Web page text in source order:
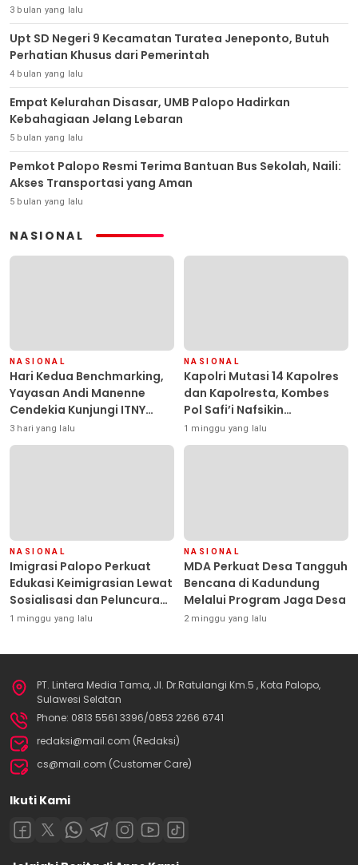
3 bulan yang lalu
Upt SD Negeri 9 Kecamatan Turatea Jeneponto, Butuh
Perhatian Khusus dari Pemerintah
4 bulan yang lalu
Empat Kelurahan Disasar, UMB Palopo Hadirkan
Kebahagiaan Jelang Lebaran
5 bulan yang lalu
Pemkot Palopo Resmi Terima Bantuan Bus Sekolah, Naili:
Akses Transportasi yang Aman
5 bulan yang lalu
NASIONAL
NASIONAL
Hari Kedua Benchmarking,
Yayasan Andi Manenne
Cendekia Kunjungi ITNY
Yogyakarta
3 hari yang lalu
NASIONAL
Kapolri Mutasi 14 Kapolres
dan Kapolresta, Kombes
Pol Safi’i Nafsikin
Mengemban Amanah
Pimpin Polresta Kendari
1 minggu yang lalu
NASIONAL
Imigrasi Palopo Perkuat
Edukasi Keimigrasian Lewat
Sosialisasi dan Peluncuran
Inovasi Chatbot “IT CHIKA”
1 minggu yang lalu
NASIONAL
MDA Perkuat Desa Tangguh
Bencana di Kadundung
Melalui Program Jaga Desa
2 minggu yang lalu
PT. Lintera Media Tama, Jl. Dr.Ratulangi Km.5 , Kota Palopo,
Sulawesi Selatan
Phone: 0813 5561 3396/0853 2266 6741
redaksi@mail.com (Redaksi)
cs@mail.com (Customer Care)
Ikuti Kami